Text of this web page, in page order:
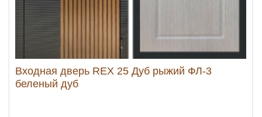
Входная дверь REX 25 Дуб рыжий ФЛ-3
беленый дуб